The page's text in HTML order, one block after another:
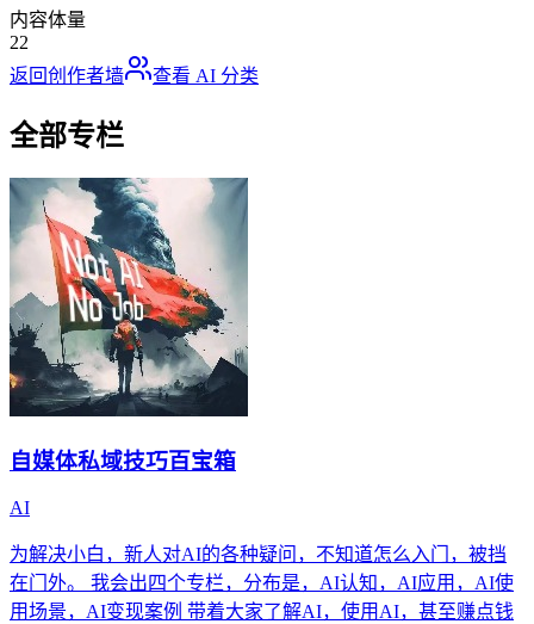
内容体量
22
返回创作者墙
查看 AI 分类
全部专栏
自媒体私域技巧百宝箱
AI
为解决小白，新人对AI的各种疑问，不知道怎么入门，被挡
在门外。 我会出四个专栏，分布是，AI认知，AI应用，AI使
用场景，AI变现案例 带着大家了解AI，使用AI，甚至赚点钱